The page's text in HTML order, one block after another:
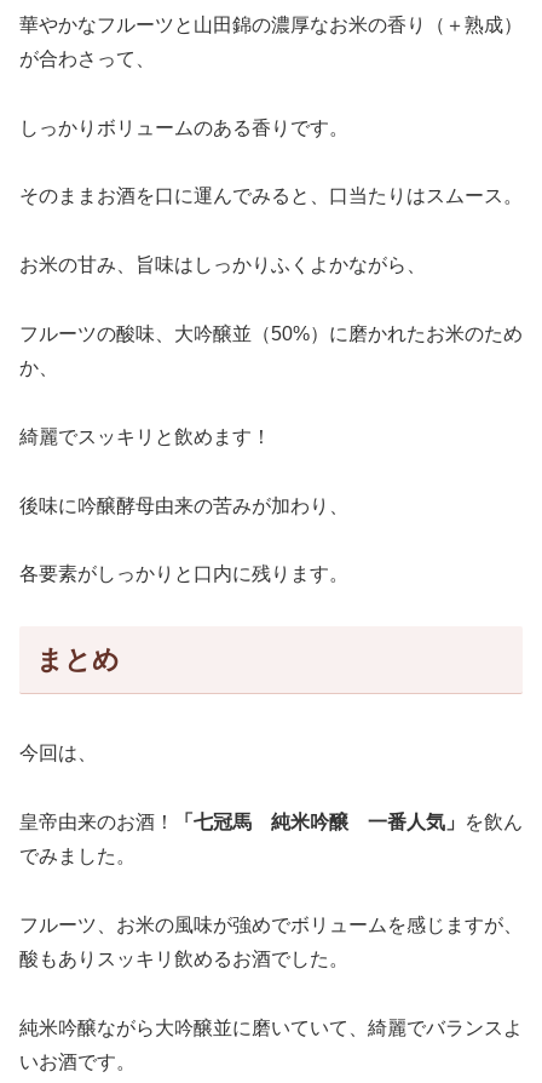
華やかなフルーツと山田錦の濃厚なお米の香り（＋熟成）
が合わさって、
しっかりボリュームのある香りです。
そのままお酒を口に運んでみると、口当たりはスムース。
お米の甘み、旨味はしっかりふくよかながら、
フルーツの酸味、大吟醸並（50%）に磨かれたお米のため
か、
綺麗でスッキリと飲めます！
後味に吟醸酵母由来の苦みが加わり、
各要素がしっかりと口内に残ります。
まとめ
今回は、
皇帝由来のお酒！ 「七冠馬 純米吟醸 一番人気」
を飲ん
でみました。
フルーツ、お米の風味が強めでボリュームを感じますが、
酸もありスッキリ飲めるお酒でした。
純米吟醸ながら大吟醸並に磨いていて、綺麗でバランスよ
いお酒です。